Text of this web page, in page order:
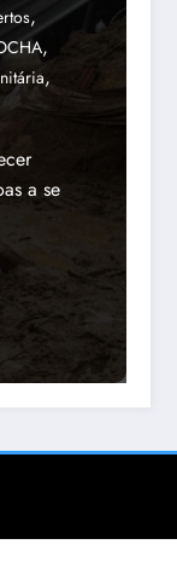
,
,
,
a se